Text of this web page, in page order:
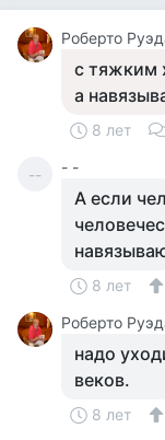
Роберто
с тяжким
а
8 лет
-- - -
А если
8 лет
Роберто
надо
веков.
8 лет